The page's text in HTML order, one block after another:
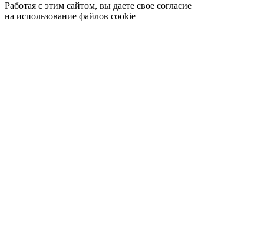
Работая с этим сайтом, вы даете свое согласие
на использование файлов cookie